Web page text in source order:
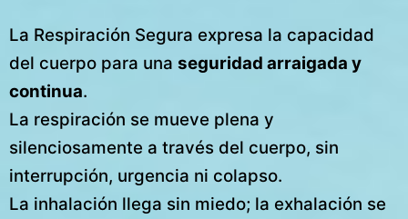
La Respiración Segura expresa la capacidad
del cuerpo para una seguridad arraigada y
continua.
La respiración se mueve plena y
silenciosamente a través del cuerpo, sin
interrupción, urgencia ni colapso.
La inhalación llega sin miedo; la exhalación se